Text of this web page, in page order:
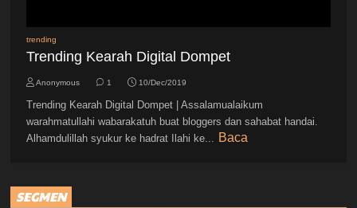
trending
Trending Kearah Digital Dompet
Anonymous 1 10/Dec/2019
Trending Kearah Digital Dompet | Assalamualaikum
warahmatullahi wabarakatuh buat bloggers dan sahabat handai.
Alhamdulillah syukur ke hadrat Ilahi ke...
Baca
SEGMEN